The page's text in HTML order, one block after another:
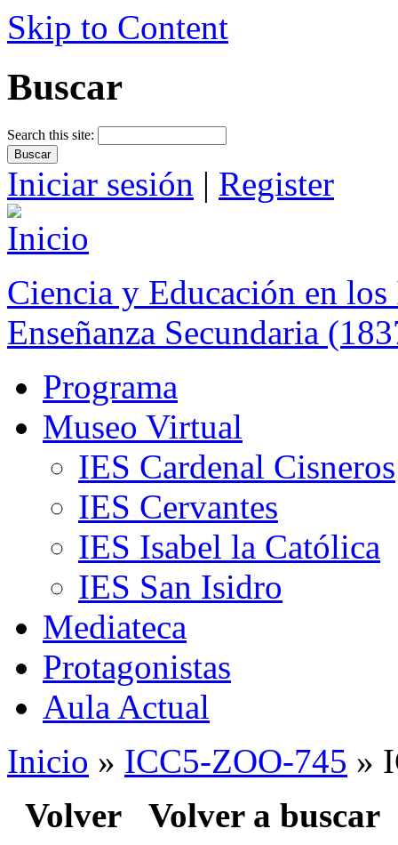
Skip to Content
Buscar
Search this site:
Iniciar sesión | Register
Ciencia y Educación en
Enseñanza Secundaria
Programa
Museo Virtual
IES Cardenal Cisneros
IES Cervantes
IES Isabel la Católica
IES San Isidro
Mediateca
Protagonistas
Aula Actual
Inicio » ICC5-ZOO-745 »
Volver Volver a buscar